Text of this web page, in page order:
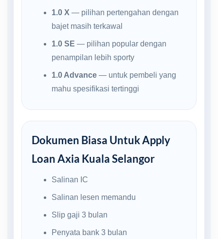
1.0 X — pilihan pertengahan dengan
bajet masih terkawal
1.0 SE — pilihan popular dengan
penampilan lebih sporty
1.0 Advance— untuk pembeli yang
mahu spesifikasi tertinggi
Dokumen Biasa Untuk Apply
Loan Axia Kuala Selangor
Salinan IC
Salinan lesen memandu
Slip gaji 3 bulan
Penyata bank 3 bulan